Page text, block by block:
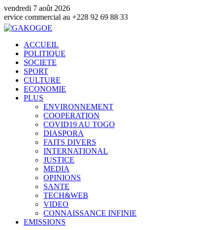
vendredi 7 août 2026
au +228 92 69 88 33
ACCUEIL
POLITIQUE
SOCIETE
SPORT
CULTURE
ECONOMIE
PLUS
ENVIRONNEMENT
COOPERATION
COVID19 AU TOGO
DIASPORA
FAITS DIVERS
INTERNATIONAL
JUSTICE
MEDIA
OPINIONS
SANTE
TECH&WEB
VIDEO
CONNAISSANCE INFINIE
EMISSIONS